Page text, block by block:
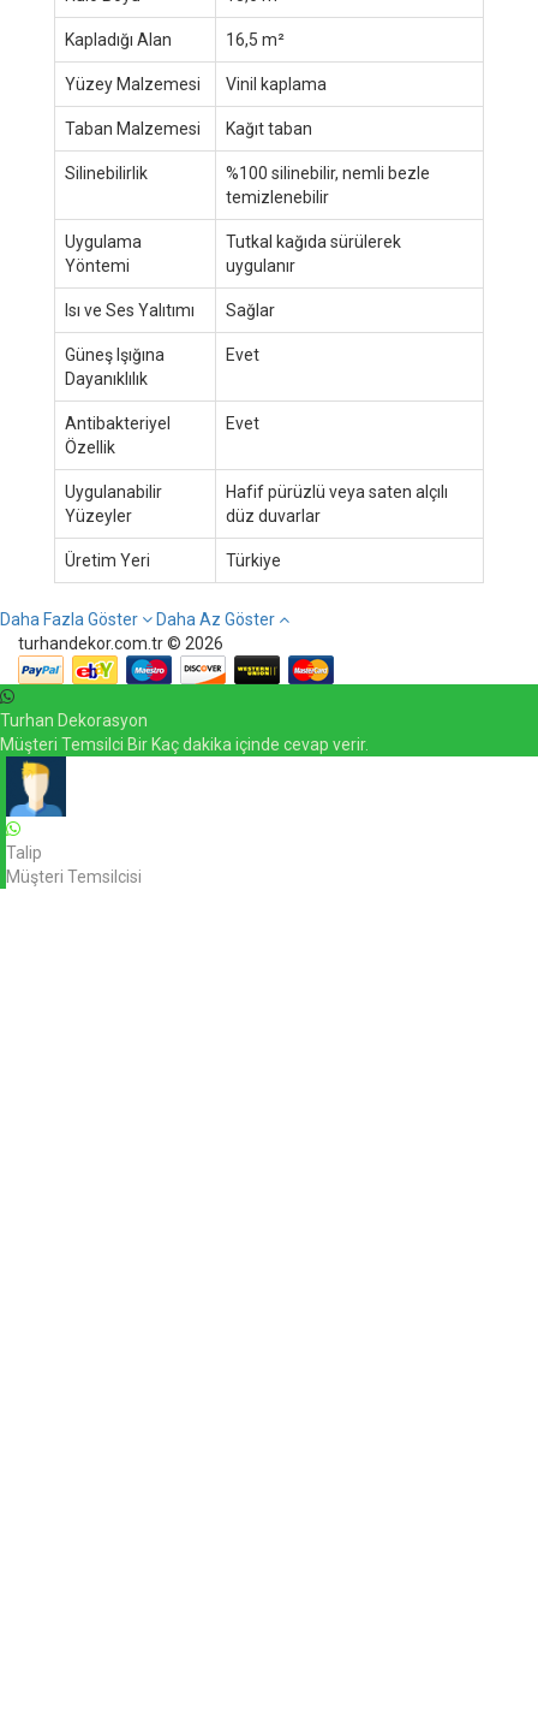
Kapladığı Alan 16,5 m²
Yüzey Malzemesi Vinil kaplama
Taban Malzemesi Kağıt taban
Silinebilirlik
%100 silinebilir, nemli bezle
temizlenebilir
Uygulama
Yöntemi
Tutkal kağıda sürülerek
uygulanır
Isı ve Ses Yalıtımı Sağlar
Güneş Işığına
Dayanıklılık
Evet
Antibakteriyel
Özellik
Evet
Uygulanabilir
Yüzeyler
Hafif pürüzlü veya saten alçılı
düz duvarlar
Üretim Yeri Türkiye
Daha Fazla Göster
Daha Az Göster
turhandekor.com.tr © 2026
Turhan Dekorasyon
Müşteri Temsilci Bir Kaç dakika içinde cevap verir.
Talip
Müşteri Temsilcisi